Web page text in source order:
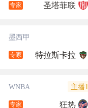
专家 圣塔菲联
墨西甲
专家 特拉斯卡拉
WNBA 主播1
专家 狂热